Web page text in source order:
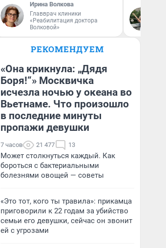
Ирина Волкова
Главврач клиники
«Реабилитация доктора
Волковой»
РЕКОМЕНДУЕМ
«Она крикнула: „Дядя
Боря!“» Москвичка
исчезла ночью у океана во
Вьетнаме. Что произошло
в последние минуты
пропажи девушки
7 часов 21 477 13
Может столкнуться каждый. Как
бороться с бактериальными
болезнями овощей — советы
«Это тот, кого ты травила»: прикамца
приговорили к 22 годам за убийство
семьи его девушки, сейчас он звонит
ей с угрозами